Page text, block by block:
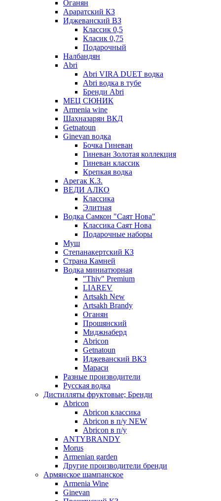
Оганян
Араратский КЗ
Иджеванский ВЗ
Классик 0,5
Класик 0,75
Подарочный
Налбандян
Abri
Abri VIRA DUET водка
Abri водка в тубе
Бренди Abri
МЕЦ СЮНИК
Armenia wine
Шахназарян ВКД
Getnatoun
Ginevan водка
Бочка Гиневан
Гиневан Золотая коллекция
Гиневан классик
Крепкая водка
Арегак К.З.
ВЕДИ АЛКО
Классика
Элитная
Водка Самкон "Саят Нова"
Классика Саят Нова
Подарочные наборы
Муш
Степанакертский КЗ
Страна Камней
Водка миниатюрная
"Thiv" Premium
LIAREV
Artsakh New
Artsakh Brandy
Оганян
Прошянский
Миджнаберд
Abricon
Getnatoun
Иджеванский ВКЗ
Мараси
Разные производители
Русская водка
Дистилляты фруктовые; Бренди
Abricon
Abricon классика
Abricon в п/у NEW
Abricon в п/у
ANTYBRANDY
Morus
Armenian garden
Другие производители бренди
Армянское шампанское
Armenia Wine
Ginevan